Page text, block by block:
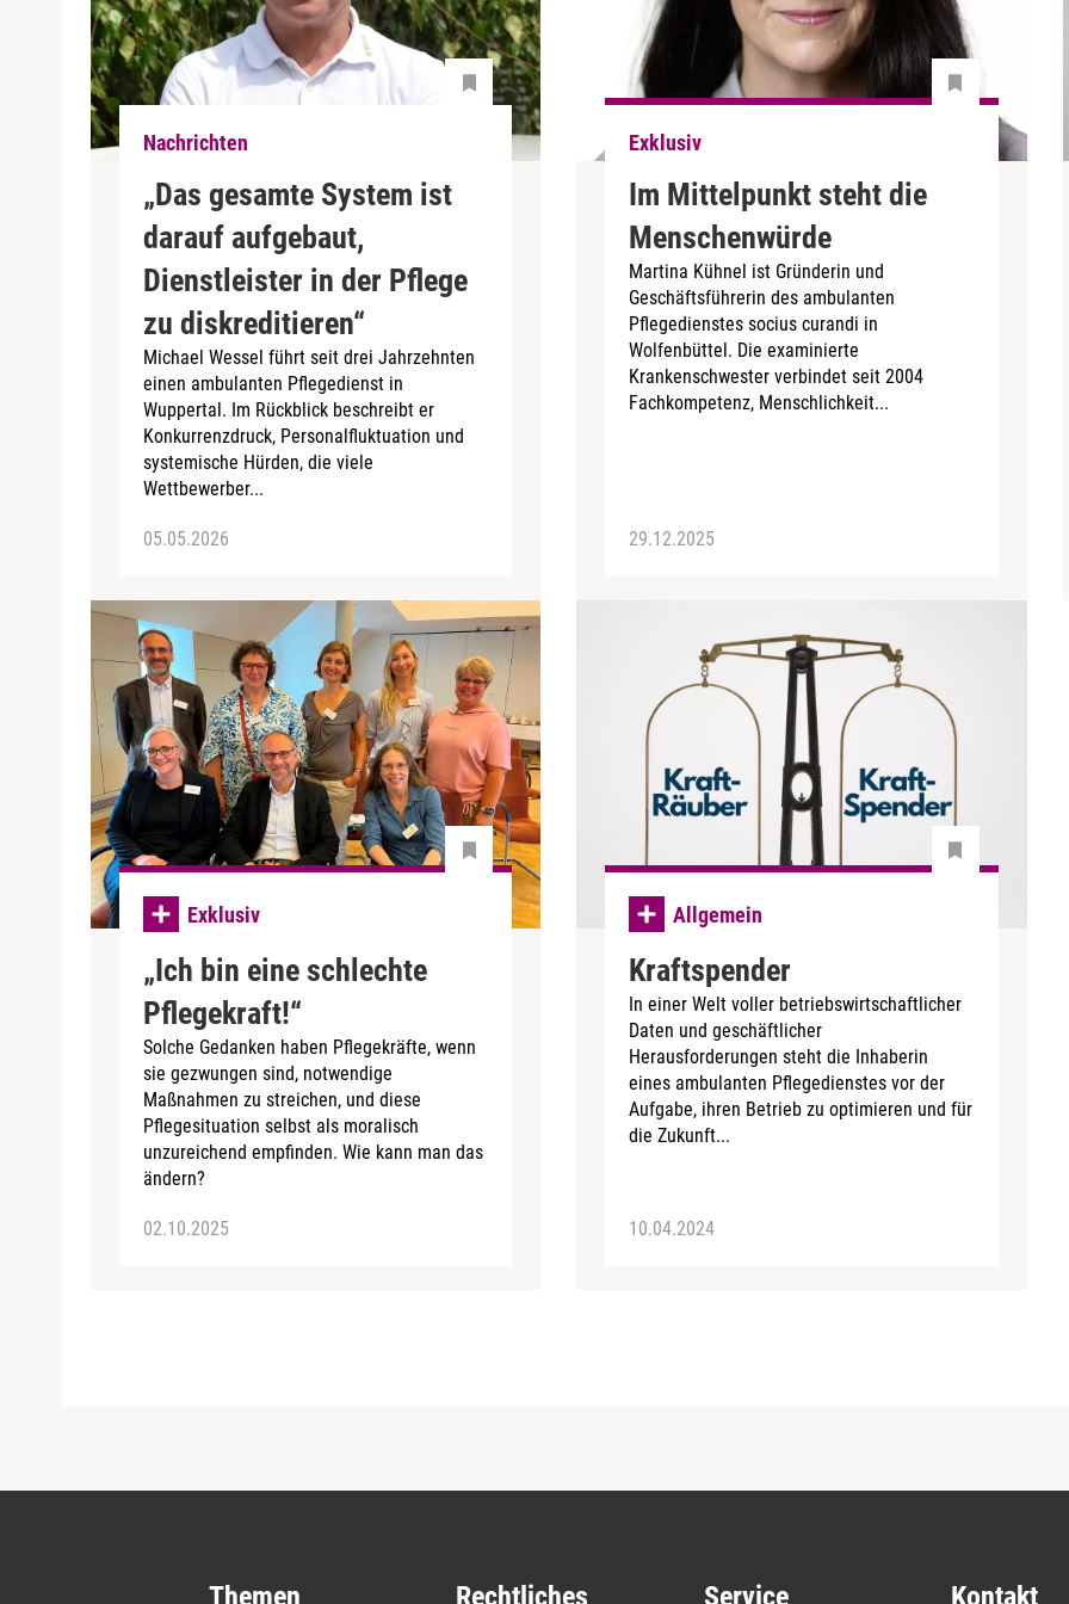
Nachrichten
„Das gesamte System ist
darauf aufgebaut,
Dienstleister in der Pflege
zu diskreditieren“
Michael Wessel führt seit drei Jahrzehnten
einen ambulanten Pflegedienst in
Wuppertal. Im Rückblick beschreibt er
Konkurrenzdruck, Personalfluktuation und
systemische Hürden, die viele
Wettbewerber...
05.05.2026
Exklusiv
Im Mittelpunkt steht die
Menschenwürde
Martina Kühnel ist Gründerin und
Geschäftsführerin des ambulanten
Pflegedienstes socius curandi in
Wolfenbüttel. Die examinierte
Krankenschwester verbindet seit 2004
Fachkompetenz, Menschlichkeit...
29.12.2025
Exklusiv
„Ich bin eine schlechte
Pflegekraft!“
Solche Gedanken haben Pflegekräfte, wenn
sie gezwungen sind, notwendige
Maßnahmen zu streichen, und diese
Pflegesituation selbst als moralisch
unzureichend empfinden. Wie kann man das
ändern?
02.10.2025
Allgemein
Kraftspender
In einer Welt voller betriebswirtschaftlicher
Daten und geschäftlicher
Herausforderungen steht die Inhaberin
eines ambulanten Pflegedienstes vor der
Aufgabe, ihren Betrieb zu optimieren und für
die Zukunft...
10.04.2024
Themen Rechtliches Service Kontakt